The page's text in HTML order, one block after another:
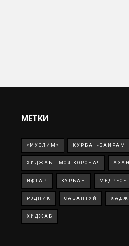
МЕТКИ
«МУСЛИМ» КУРБАН-БАЙРАМ
ХИДЖАБ - МОЯ КОРОНА! АЗАН
ИФТАР КУРБАН МЕДРЕСЕ
РОДНИК САБАНТУЙ ХАДЖ
ХИДЖАБ